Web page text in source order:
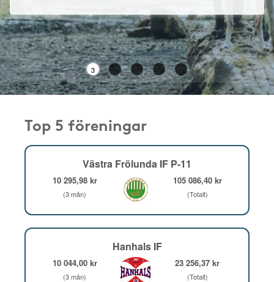
3
Top 5 föreningar
Västra Frölunda IF P-11
10 295,98 kr
(3 mån)
105 086,40 kr
(Totalt)
Hanhals IF
10 044,00 kr
(3 mån)
23 256,37 kr
(Totalt)